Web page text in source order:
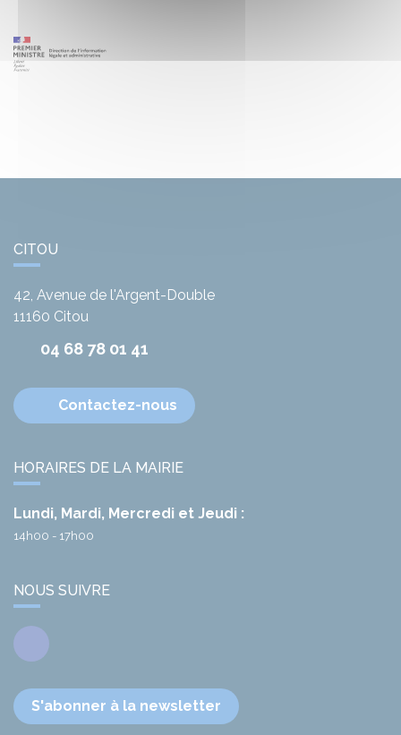
CITOU
42, Avenue de l'Argent-Double
11160 Citou
04 68 78 01 41
Contactez-nous
HORAIRES DE LA MAIRIE
Lundi, Mardi, Mercredi et Jeudi :
14h00 - 17h00
NOUS SUIVRE
Facebook
S'abonner à la newsletter